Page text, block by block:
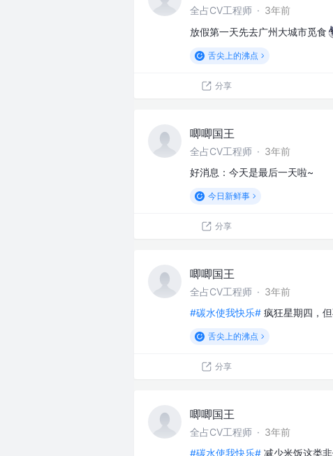
全占CV工程师 · 3年前
放假第一天先去广州大城市觅食
舌尖上的沸点
分享
唧唧国王
全占CV工程师 · 3年前
好消息：今天是最后一天啦~
今日新鲜事
分享
唧唧国王
全占CV工程师 · 3年前
#碳水使我快乐# 疯狂星期四，
舌尖上的沸点
分享
唧唧国王
全占CV工程师 · 3年前
#碳水使我快乐# 减少米饭这类